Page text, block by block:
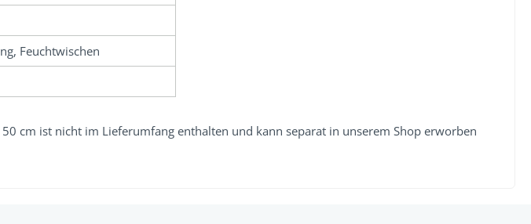
Feuchtwischen
cm ist nicht im Lieferumfang enthalten und kann separat in unserem Shop erworben